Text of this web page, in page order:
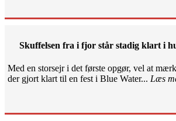
Skuffelsen fra i fjor står stadig klart i
Med en storsejr i det første opgør, vel at
der gjort klart til en fest i Blue Water... Læs